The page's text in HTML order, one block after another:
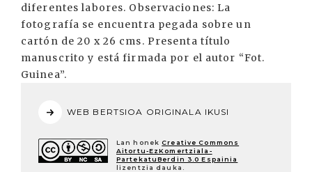
diferentes labores. Observaciones: La
fotografía se encuentra pegada sobre un
cartón de 20 x 26 cms. Presenta título
manuscrito y está firmada por el autor “Fot.
Guinea”.
WEB BERTSIOA ORIGINALA IKUSI
Lan honek Creative Commons
Aitortu-EzKomertziala-
PartekatuBerdin 3.0 Espainia
lizentzia dauka.